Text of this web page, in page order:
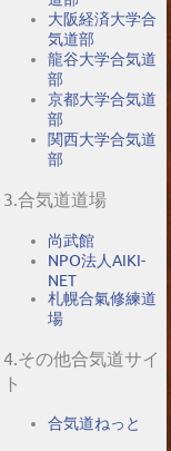
大阪経済大学合
気道部
龍谷大学合気道
部
京都大学合気道
部
関西大学合気道
部
3.合気道道場
尚武館
NPO法人AIKI-
NET
札幌合氣修練道
場
4.その他合気道サイ
ト
合気道ねっと